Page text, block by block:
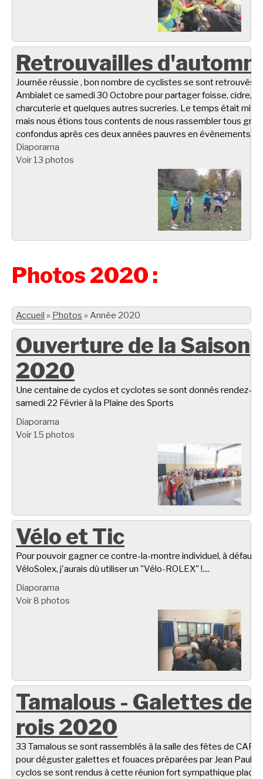
Retrouvailles
Journée réussie , bon nombre de cyclistes se sont retrouvés à
Ambialet ce samedi 30 Octobre pour partager foisse, cidre,
charcuterie et quelques autres sucreries. Le temps était
mais nous étions tous contents de nous rassembler tous
confondus après ces deux années pauvres en évènements.
Diaporama
Voir 13 photos
Photos 2020 :
Accueil » Photos » Année 2020
Ouverture de la Saison
2020
Une centaine de cyclos et cyclotes se sont donnés rendez-
samedi 22 Février à la Plaine des Sports
Diaporama
Voir 15 photos
Vélo et Tic
Pour pouvoir gagner ce contre-la-montre individuel, à défaut
VéloSolex, j'aurais dû utiliser un "Vélo-ROLEX" !....
Diaporama
Voir 8 photos
Tamalous - Galettes
rois 2020
33 Tamalous se sont rassemblés à la salle des fêtes de
pour déguster galettes et fouaces préparées par Jean Paul C.
cyclos se sont rendus à cette réunion fort sympathique